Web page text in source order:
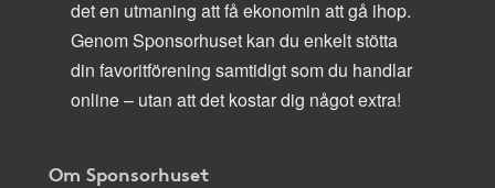
det en utmaning att få ekonomin att gå ihop.
Genom Sponsorhuset kan du enkelt stötta
din favoritförening samtidigt som du handlar
online – utan att det kostar dig något extra!
Om Sponsorhuset